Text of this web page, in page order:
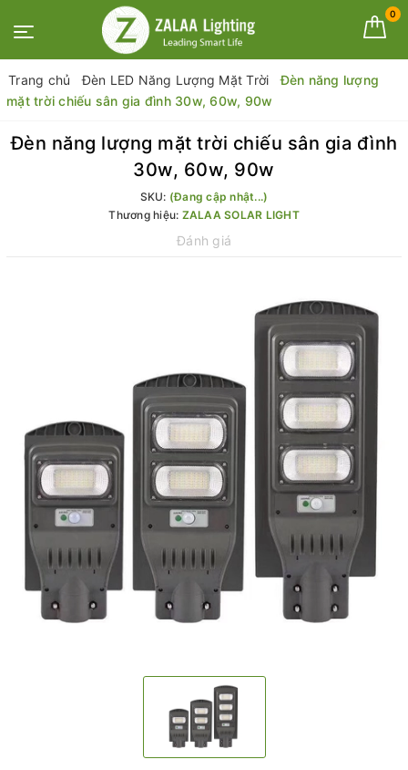
0
Trang chủ Đèn LED Năng Lượng Mặt Trời
Đèn năng lượng
mặt trời chiếu sân gia đình 30w, 60w, 90w
Đèn năng lượng mặt trời chiếu sân gia đình
30w, 60w, 90w
SKU: (Đang cập nhật...)
Thương hiệu: ZALAA SOLAR LIGHT
Đánh giá